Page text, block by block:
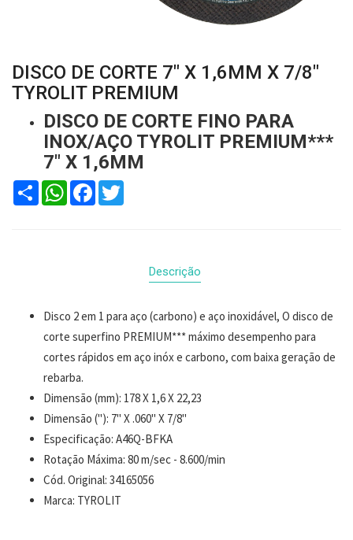
DISCO DE CORTE 7" X 1,6MM X 7/8"
TYROLIT PREMIUM
DISCO DE CORTE FINO PARA
INOX/AÇO TYROLIT PREMIUM***
7" X 1,6MM
Compartilhar
WhatsAppFacebook
Twitter
Descrição
Disco 2 em 1 para aço (carbono) e aço inoxidável, O disco de
corte superfino PREMIUM*** máximo desempenho para
cortes rápidos em aço inóx e carbono, com baixa geração de
rebarba.
Dimensão (mm): 178 X 1,6 X 22,23
Dimensão ("): 7" X .060" X 7/8"
Especificação: A46Q-BFKA
Rotação Máxima: 80 m/sec - 8.600/min
Cód. Original: 34165056
Marca: TYROLIT